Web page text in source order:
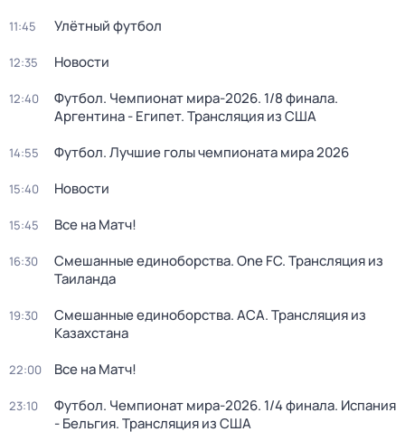
11:45 Улётный футбол
12:35 Новости
12:40
Футбол. Чемпионат мира-2026. 1/8 финала.
Аргентина - Египет. Трансляция из США
14:55 Футбол. Лучшие голы чемпионата мира 2026
15:40 Новости
15:45 Все на Матч!
16:30
Смешанные единоборства. One FC. Трансляция из
Таиланда
19:30
Смешанные единоборства. АСА. Трансляция из
Казахстана
22:00 Все на Матч!
23:10
Футбол. Чемпионат мира-2026. 1/4 финала. Испания
- Бельгия. Трансляция из США